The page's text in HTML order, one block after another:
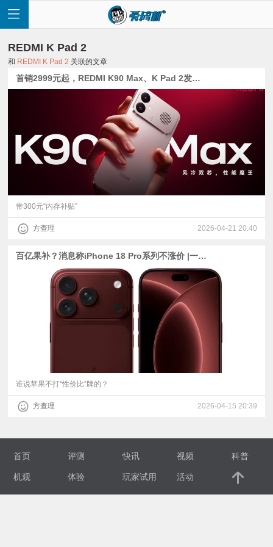
讯
测
普
专
REDMI K Pad 2
和 REDMI K Pad 2 关联的文章
首销2999元起，REDMI K90 Max、K Pad 2发布【附荣耀WIN、iQOO 15U、红魔等多机对比】
带300元“内存补贴”
方查理 2026-04-21 20:40
百亿果补？消息称iPhone 18 Pro系列不涨价 |一加Ace 6至尊版官图、REDMI K Pad 2配置公布
谁说苹果不打“性价比”牌的？
方查理 2026-04-15 20:39
首页 评测 快讯 视频 科普
机观 体验 玩家试用 活动